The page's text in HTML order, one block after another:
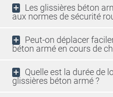
Les glissières béton
aux normes de sécurité
Peut-on déplacer
béton armé en cours de
Quelle est la durée de
glissières béton armé ?